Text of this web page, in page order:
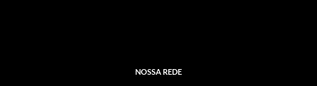
NOSSA REDE